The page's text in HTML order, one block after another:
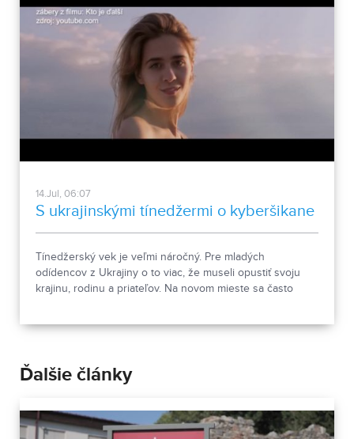
14.Jul, 06:07
S ukrajinskými tínedžermi o kyberšikane
Tínedžerský vek je veľmi náročný. Pre mladých
odídencov z Ukrajiny o to viac, že museli opustiť svoju
krajinu, rodinu a priateľov. Na novom mieste sa často
Ďalšie články